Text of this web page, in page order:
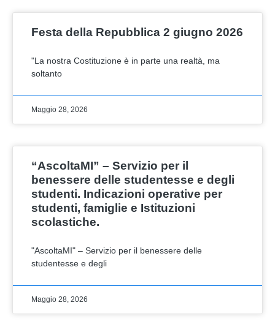
Festa della Repubblica 2 giugno 2026
"La nostra Costituzione è in parte una realtà, ma
soltanto
Maggio 28, 2026
“AscoltaMI” – Servizio per il
benessere delle studentesse e degli
studenti. Indicazioni operative per
studenti, famiglie e Istituzioni
scolastiche.
"AscoltaMI" – Servizio per il benessere delle
studentesse e degli
Maggio 28, 2026